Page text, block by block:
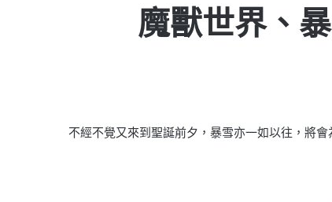
魔獸世界、
不經不覺又來到聖誕前夕，暴雪亦一如以往，將會